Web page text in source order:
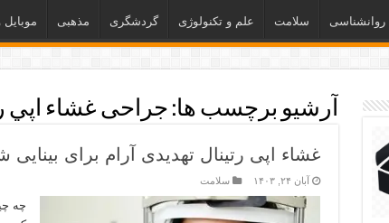
روانشناسی سلامت علم و تکنولوژی گردشگری مذهبی
آرشیو برچسب ها: جراحی غشاء اپي
غشاء اپی رتینال تهدیدی آرام برای بینایی
آبان ۲۴, ۱۴۰۳ سلامت
چه